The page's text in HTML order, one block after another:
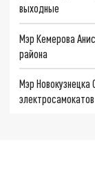
выходные
Мэр Кемерова
района
Мэр Новокузнецка
электросамокатов